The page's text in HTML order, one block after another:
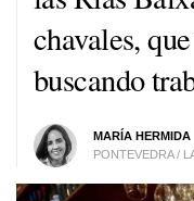
chavales,
buscando
MARÍA HERMIDA
PONTEVEDRA /